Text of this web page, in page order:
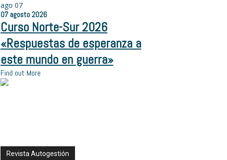
ago 07
07 agosto 2026
Curso Norte-Sur 2026
«Respuestas de esperanza a
este mundo en guerra»
Find out More
Revista Autogestión